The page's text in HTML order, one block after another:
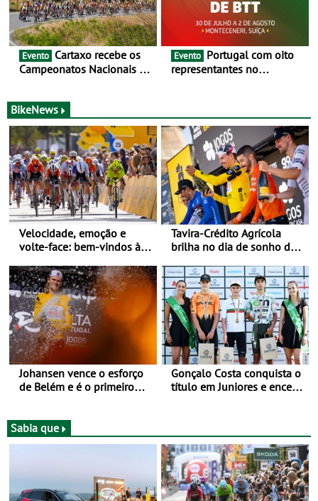
Evento
Campeonatos Nacionais da
Evento
representantes no
Monteceneri, na Suíça
BikeNews
Velocidade, emoção e
volte-face: bem-vindos à
Tavira-Crédito Agrícola
brilha no dia de sonho de
Johansen vence o esforço
de Belém e é o primeiro
entre 5 e 16 de Agosto
Gonçalo Costa conquista o
título em Juniores e encerra
Sabia que